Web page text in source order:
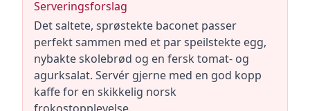
Serveringsforslag
Det saltete, sprøstekte baconet passer
perfekt sammen med et par speilstekte egg,
nybakte skolebrød og en fersk tomat- og
agurksalat. Servér gjerne med en god kopp
kaffe for en skikkelig norsk